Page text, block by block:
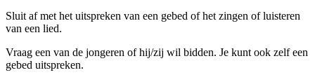
Sluit af met het uitspreken van een gebed of het zingen of luisteren
van een lied.
Vraag een van de jongeren of hij/zij wil bidden. Je kunt ook zelf een
gebed uitspreken.